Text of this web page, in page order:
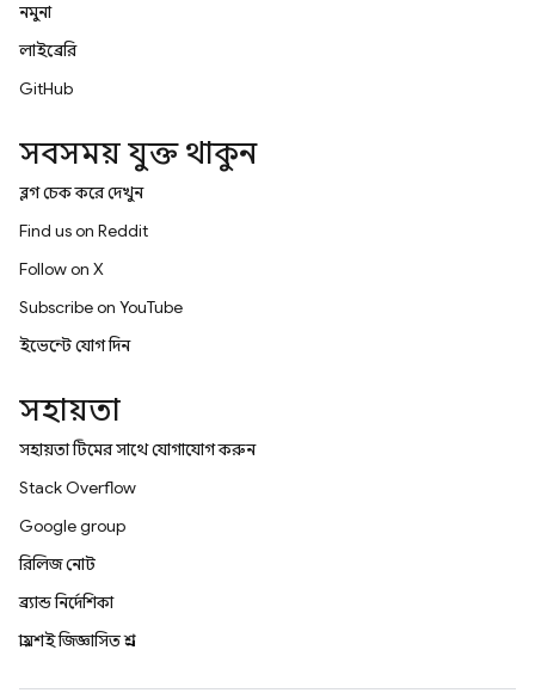
নমুনা
লাইব্রেরি
GitHub
সবসময় যুক্ত থাকুন
ব্লগ চেক করে দেখুন
Find us on Reddit
Follow on X
Subscribe on YouTube
ইভেন্টে যোগ দিন
সহায়তা
সহায়তা টিমের সাথে যোগাযোগ করুন
Stack Overflow
Google group
রিলিজ নোট
ব্র্যান্ড নির্দেশিকা
প্রায়শই জিজ্ঞাসিত প্রশ্ন